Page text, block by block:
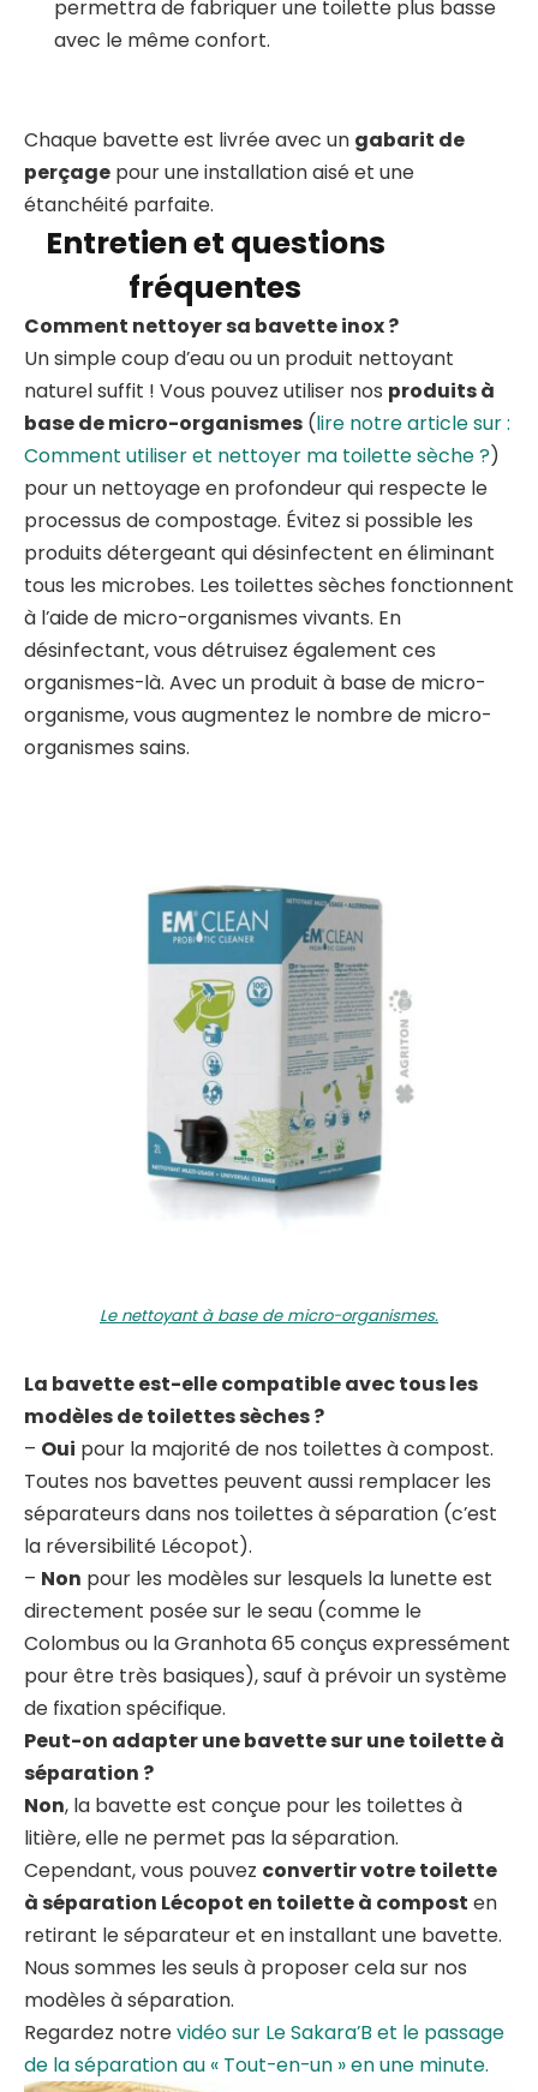
permettra de fabriquer une toilette plus basse
avec le même confort.
Chaque bavette est livrée avec un gabarit de
perçage pour une installation aisé et une
étanchéité parfaite.
Entretien et questions
fréquentes
Comment nettoyer sa bavette inox ?
Un simple coup d’eau ou un produit nettoyant
naturel suffit ! Vous pouvez utiliser nos produits à
base de micro-organismes (lire notre article sur :
Comment utiliser et nettoyer ma toilette sèche ?)
pour un nettoyage en profondeur qui respecte le
processus de compostage. Évitez si possible les
produits détergeant qui désinfectent en éliminant
tous les microbes. Les toilettes sèches fonctionnent
à l’aide de micro-organismes vivants. En
désinfectant, vous détruisez également ces
organismes-là. Avec un produit à base de micro-
organisme, vous augmentez le nombre de micro-
organismes sains.
Le nettoyant à base de micro-organismes.
La bavette est-elle compatible avec tous les
modèles de toilettes sèches ?
– Oui pour la majorité de nos toilettes à compost.
Toutes nos bavettes peuvent aussi remplacer les
séparateurs dans nos toilettes à séparation (c’est
la réversibilité Lécopot).
– Non pour les modèles sur lesquels la lunette est
directement posée sur le seau (comme le
Colombus ou la Granhota 65 conçus expressément
pour être très basiques), sauf à prévoir un système
de fixation spécifique.
Peut-on adapter une bavette sur une toilette à
séparation ?
Non, la bavette est conçue pour les toilettes à
litière, elle ne permet pas la séparation.
Cependant, vous pouvez convertir votre toilette
à séparation Lécopot en toilette à compost en
retirant le séparateur et en installant une bavette.
Nous sommes les seuls à proposer cela sur nos
modèles à séparation.
Regardez notrevidéo sur Le Sakara’B et le passage
de la séparation au « Tout-en-un » en une minute.